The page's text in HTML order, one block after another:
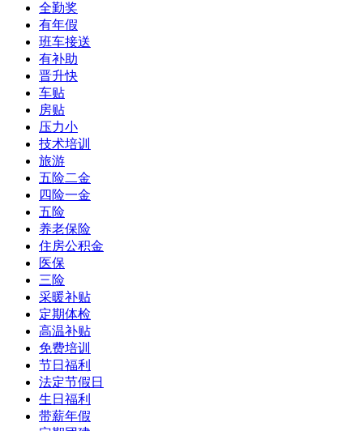
全勤奖
有年假
班车接送
有补助
晋升快
车贴
房贴
压力小
技术培训
旅游
五险二金
四险一金
五险
养老保险
住房公积金
医保
三险
采暖补贴
定期体检
高温补贴
免费培训
节日福利
法定节假日
生日福利
带薪年假